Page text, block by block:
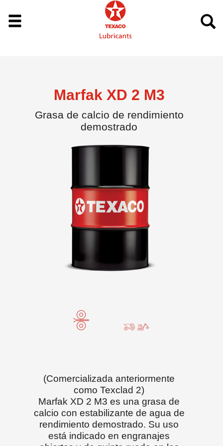
Marfak XD 2 M3
Grasa de calcio de rendimiento
demostrado
(Comercializada anteriormente
como Texclad 2)
Marfak XD 2 M3 es una grasa de
calcio con estabilizante de agua de
rendimiento demostrado. Su uso
está indicado en engranajes